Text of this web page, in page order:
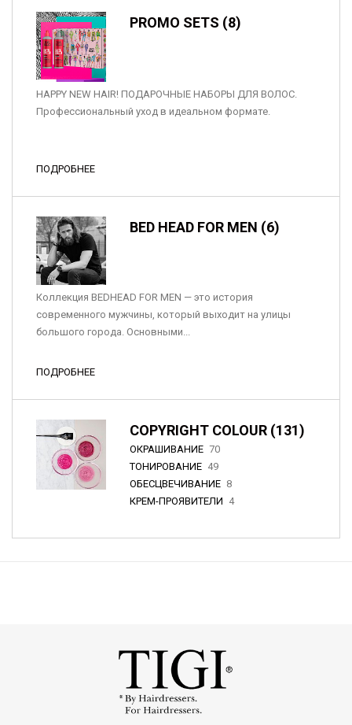
PROMO SETS (8)
HAPPY NEW HAIR! ПОДАРОЧНЫЕ НАБОРЫ ДЛЯ ВОЛОС.
Профессиональный уход в идеальном формате.
ПОДРОБНЕЕ
BED HEAD FOR MEN (6)
Коллекция BEDHEAD FOR MEN — это история
современного мужчины, который выходит на улицы
большого города. Основными...
ПОДРОБНЕЕ
COPYRIGHT COLOUR (131)
ОКРАШИВАНИЕ 70
ТОНИРОВАНИЕ 49
ОБЕСЦВЕЧИВАНИЕ 8
КРЕМ-ПРОЯВИТЕЛИ 4